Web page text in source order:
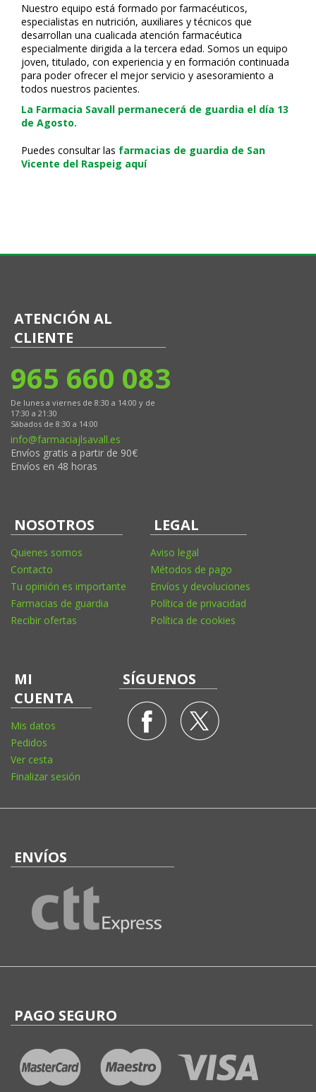
Nuestro equipo está formado por farmacéuticos,
especialistas en nutrición, auxiliares y técnicos que
desarrollan una cualificada atención farmacéutica
especialmente dirigida a la tercera edad. Somos un equipo
joven, titulado, con experiencia y en formación continuada
para poder ofrecer el mejor servicio y asesoramiento a
todos nuestros pacientes.
La Farmacia Savall permanecerá de guardia el día 13
de Agosto.
Puedes consultar las farmacias de guardia de San
Vicente del Raspeig aquí
ATENCIÓN AL
CLIENTE
965 660 083
De lunes a viernes de 8:30 a 14:00 y de
17:30 a 21:30
Sábados de 8:30 a 14:00
info@farmaciajlsavall.es
Envíos gratis a partir de 90€
Envíos en 48 horas
NOSOTROS
Quienes somos
Contacto
Tu opinión es importante
Farmacias de guardia
Recibir ofertas
LEGAL
Aviso legal
Métodos de pago
Envíos y devoluciones
Política de privacidad
Política de cookies
MI
CUENTA
Mis datos
Pedidos
Ver cesta
Finalizar sesión
SÍGUENOS
ENVÍOS
PAGO SEGURO